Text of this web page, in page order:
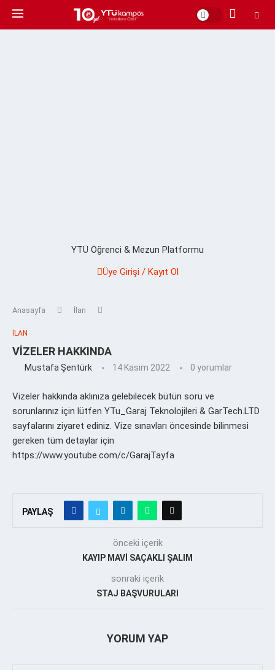
YTÜ Öğrenci & Mezun Platformu
Üye Girişi / Kayıt Ol
Anasayfa İlan
İLAN
VİZELER HAKKINDA
Mustafa Şentürk 14 Kasım 2022 0 yorumlar
Vizeler hakkında aklınıza gelebilecek bütün soru ve
sorunlarınız için lütfen YTu_Garaj Teknolojileri & GarTech.LTD
sayfalarını ziyaret ediniz. Vize sınavları öncesinde bilinmesi
gereken tüm detaylar için
https://www.youtube.com/c/GarajTayfa
PAYLAŞ
önceki içerik
KAYIP MAVİ SAÇAKLI ŞALIM
sonraki içerik
STAJ BAŞVURULARI
YORUM YAP